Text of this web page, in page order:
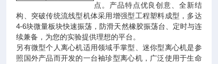
点。 产品特点优良创意、全新结
构、突破传统流线型机体采用增强型工程塑料成型，多达
4-6块微量板块快速振荡，防滑天然橡胶振荡台、定时与连
续兼备，为您的实验提供理想的平台。
另有微型个人离心机适用领域手掌型、迷你型离心机是参
照国外产品而开发的一台袖珍型离心机，广泛使用于生命